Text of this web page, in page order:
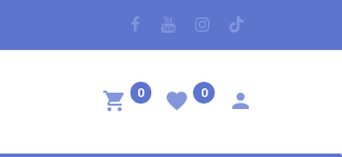
0 0